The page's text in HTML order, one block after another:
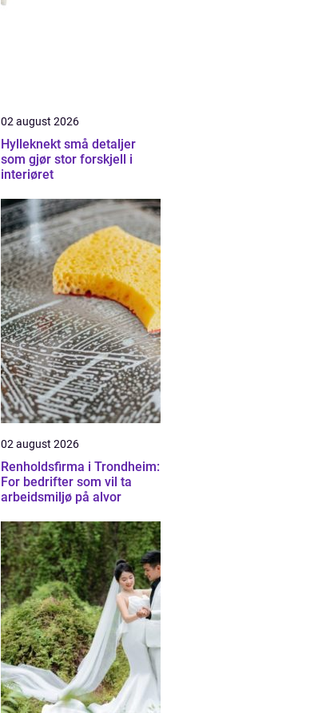
02 august 2026
Hylleknekt små detaljer
som gjør stor forskjell i
interiøret
02 august 2026
Renholdsfirma i Trondheim:
For bedrifter som vil ta
arbeidsmiljø på alvor